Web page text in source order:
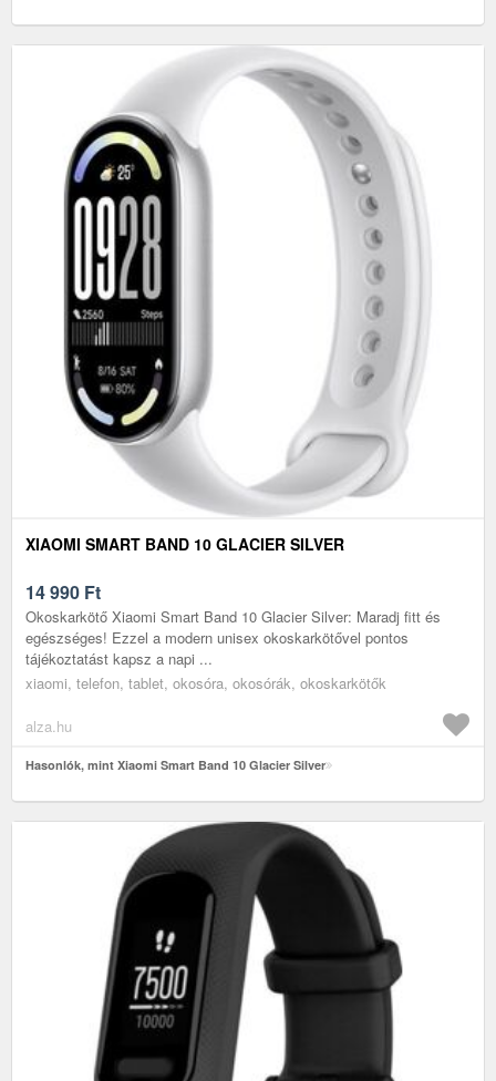
XIAOMI SMART BAND 10 GLACIER SILVER
14 990 Ft
Okoskarkötő Xiaomi Smart Band 10 Glacier Silver: Maradj fitt és
egészséges! Ezzel a modern unisex okoskarkötővel pontos
tájékoztatást kapsz a napi ...
xiaomi, telefon, tablet, okosóra, okosórák, okoskarkötők
alza.hu
Hasonlók, mint Xiaomi Smart Band 10 Glacier Silver